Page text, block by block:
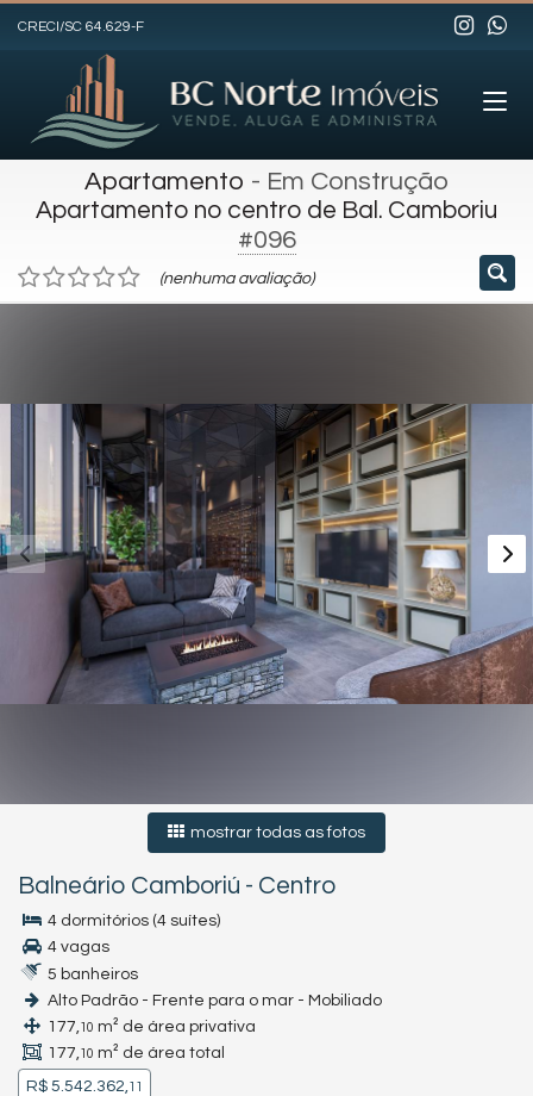
CRECI/SC 64.629-F
Apartamento - Em Construção
Apartamento no centro de Bal. Camboriu
#096
(nenhuma avaliação)
mostrar todas as fotos
Balneário Camboriú - Centro
4 dormitórios (4 suítes)
4 vagas
5 banheiros
Alto Padrão - Frente para o mar - Mobiliado
177,10 m² de área privativa
177,10 m² de área total
R$ 5.542.362,11